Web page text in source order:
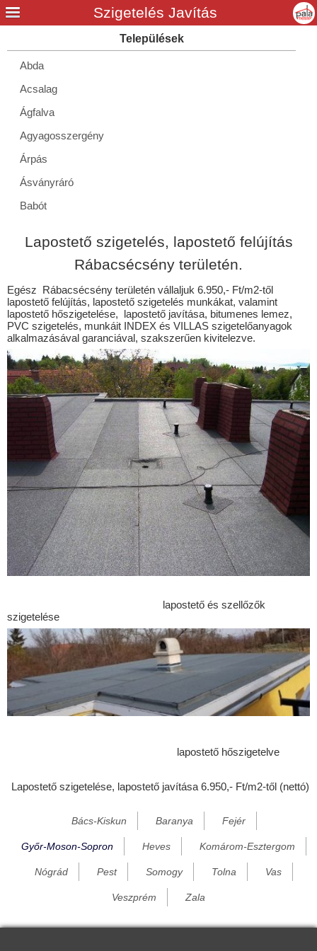
Abda
Acsalag
Ágfalva
Agyagosszergény
Árpás
Ásványráró
Babót
Bakonypéterd
Beled
Bezenye
Bezi
Böde
Bogád
Botpalád
Botykapeterd
Bózsva
Cakóháza
Cirák
Csáfordjánosfa
Csapod
Csér
Csömör
Darnózseli
Dénesfa
Dorogháza
Dunakiliti
Dunaszentpál
Egyházasfalu
Lapostető szigetelés, lapostető felújítás
Rábacsécsény területén.
Egész Rábacsécsény területén vállaljuk 6.950,- Ft/m2-től
lapostető felújítás, lapostető szigetelés munkákat, valamint
lapostető hőszigetelése, lapostető javítása, bitumenes lemez,
PVC szigetelés, munkáit INDEX és VILLAS szigetelőanyagok
alkalmazásával garanciával, szakszerűen kivitelezve.
lapostető és szellőzők
szigetelése
lapostető hőszigetelve
Lapostető szigetelése, lapostető javítása 6.950,- Ft/m2-től (nettó)
Bács-Kiskun Baranya Fejér
Győr-Moson-Sopron Heves Komárom-Esztergom
Nógrád Pest Somogy Tolna Vas
Veszprém Zala